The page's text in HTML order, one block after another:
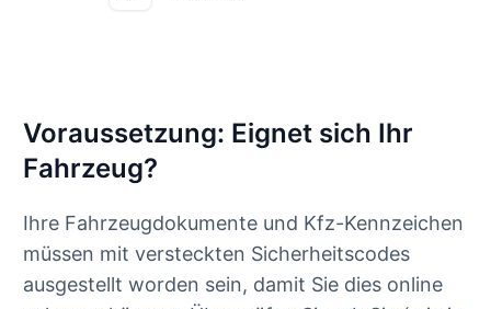
Voraussetzung: Eignet sich Ihr
Fahrzeug?
Ihre Fahrzeugdokumente und Kfz-Kennzeichen
müssen mit versteckten Sicherheitscodes
ausgestellt worden sein, damit Sie dies online